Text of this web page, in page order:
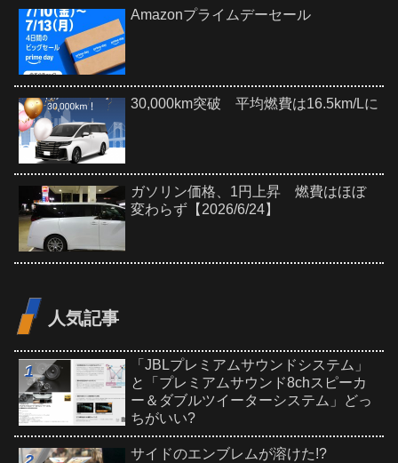
Amazonプライムデーセール
30,000km突破 平均燃費は16.5km/Lに
ガソリン価格、1円上昇 燃費はほぼ
変わらず【2026/6/24】
人気記事
「JBLプレミアムサウンドシステム」
と「プレミアムサウンド8chスピーカ
ー＆ダブルツイーターシステム」どっ
ちがいい?
サイドのエンブレムが溶けた!?